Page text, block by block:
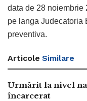
data de 28 noiembrie
pe langa Judecatoria
preventiva.
Articole Similare
Urmărit la nivel
încarcerat